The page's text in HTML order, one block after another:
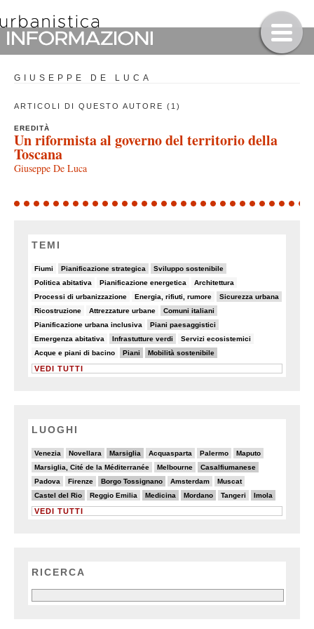
GIUSEPPE DE LUCA
ARTICOLI DI QUESTO AUTORE (1)
EREDITÀ
Un riformista al governo del territorio della
Toscana
Giuseppe De Luca
TEMI
Fiumi
8/82 Pianificazione strategica
11/82 Sviluppo sostenibile
19/82
Politica abitativa
8/82 Pianificazione energetica
5/82 Architettura
7/82
Processi di urbanizzazione
8/82 Energia, rifiuti, rumore
6/82 Sicurezza urbana
10/82
Ricostruzione
6/82 Attrezzature urbane
5/82 Comuni italiani
18/82
Pianificazione urbana inclusiva
5/82 Piani paesaggistici
10/82
Emergenza abitativa
7/82 Infrastutture verdi
10/82 Servizi ecosistemici
6/82
Acque e piani di bacino
5/82 Piani
28/82 Mobilità sostenibile
25/82
VEDI TUTTI
LUOGHI
Venezia
4/20 Novellara
4/20 Marsiglia
6/20 Acquasparta
3/20 Palermo
2/20 Maputo
4/20
Marsiglia, Cité de la Méditerranée
2/20 Melbourne
5/20 Casalfiumanese
6/20
Padova
2/20 Firenze
2/20 Borgo Tossignano
6/20 Amsterdam
3/20 Muscat
3/20
Castel del Rio
6/20 Reggio Emilia
2/20 Medicina
6/20 Mordano
6/20 Tangeri
2/20 Imola
6/20
VEDI TUTTI
RICERCA